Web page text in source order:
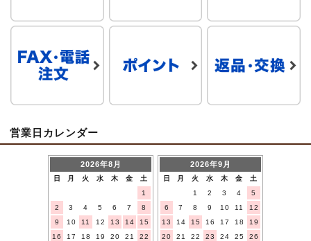
営業日カレンダー
2026年8月
日 月 火 水 木 金
土
1
2
3 4 5 6 7
8
9
10 11 12 13 14
15
16
17 18 19 20 21
22
2026年9月
日 月 火 水 木 金
土
1
2 3 4
5
6
7 8 9 10 11
12
13
14 15 16 17 18
19
20
21 22 23 24 25
26